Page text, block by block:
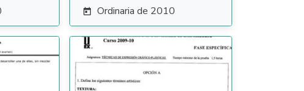
 Ordinaria de 2010